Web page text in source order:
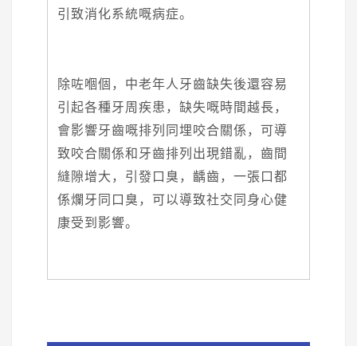
引致消化系統嘅病症。
除咗嗰個，中老年人牙齒缺失後還容易
引起各種牙周疾患，缺失嘅時間越長，
會影響牙齒嘅排列同埋咬合關係，可導
致咬合關係和牙齒排列出現錯亂，齒間
縫隙增大，引發口臭，齲齒，一張口都
係爛牙同口臭，可以導致社交同身心健
康受到影響。